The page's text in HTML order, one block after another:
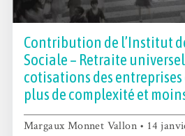
Contribution de l’Institut
Sociale – Retraite
cotisations des entreprises
plus de complexité et
Margaux Monnet Vallon • 14